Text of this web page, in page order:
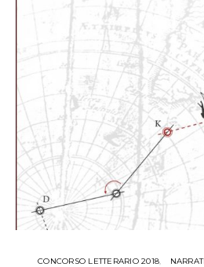
CONCORSO LETTERARIO 2018